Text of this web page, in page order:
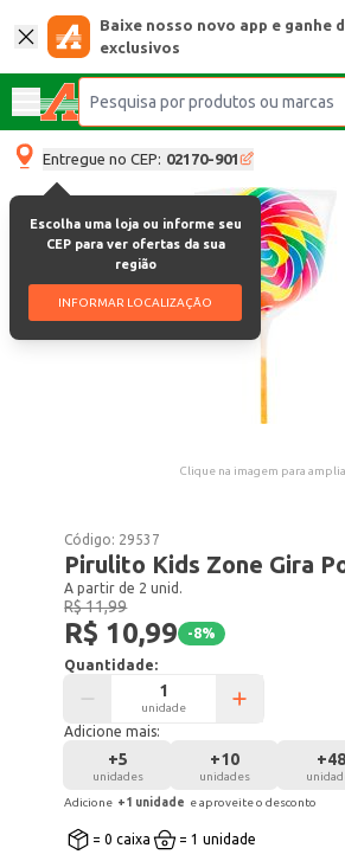
Baixe nosso novo app e ganhe
exclusivos
Entregue no CEP: 02170-901
Escolha uma loja ou informe seu
CEP para ver ofertas da sua
região
INFORMAR LOCALIZAÇÃO
Clique na imagem para
Código: 29537
Pirulito Kids Zone Gira
A partir de 2 unid.
R$ 11,99
R$ 10,99 -8%
Quantidade:
unidade
Adicione mais:
+5
unidades
+10
unidades
+48
Adicione +1 unidade e aproveite o desconto
= 0 caixa = 1 unidade